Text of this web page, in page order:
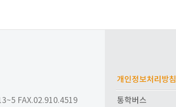
FAX.02.910.4519
개인정보처리방침
통학버스